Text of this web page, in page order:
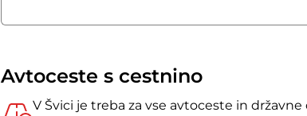
Avtoceste s cestnino
V Švici je treba za vse avtoceste in